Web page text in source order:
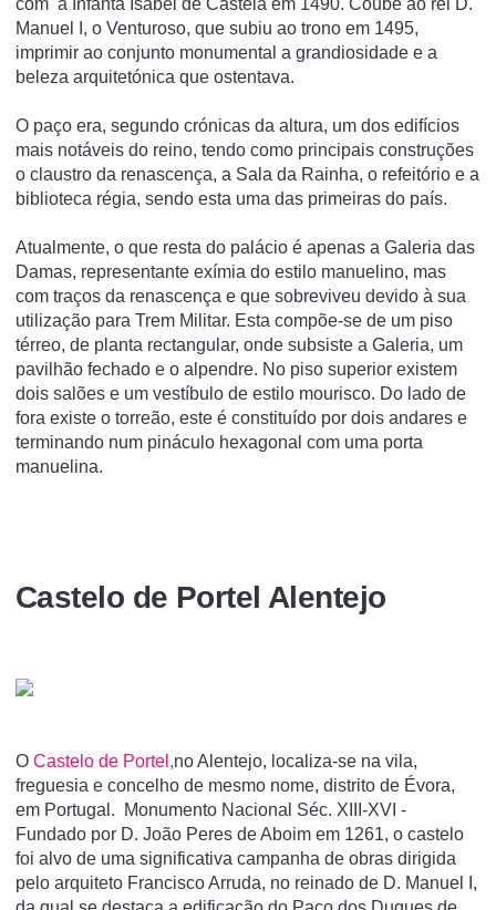
Manuel I, o Venturoso, que subiu ao trono em 1495,
imprimir ao conjunto monumental a grandiosidade e a
beleza arquitetónica que ostentava.
O paço era, segundo crónicas da altura, um dos edifí­cios
mais notáveis do reino, tendo como principais construções
o claustro da renascença, a Sala da Rainha, o refeitório e a
biblioteca régia, sendo esta uma das primeiras do paí­s.
Atualmente, o que resta do palácio é apenas a Galeria das
Damas, representante exí­mia do estilo manuelino, mas
com traços da renascença e que sobreviveu devido à sua
utilização para Trem Militar. Esta compõe-se de um piso
térreo, de planta rectangular, onde subsiste a Galeria, um
pavilhão fechado e o alpendre. No piso superior existem
dois salões e um vestí­bulo de estilo mourisco. Do lado de
fora existe o torreão, este é constituí­do por dois andares e
terminando num pináculo hexagonal com uma porta
manuelina.
Castelo de Portel Alentejo
O Castelo de Portel,no Alentejo, localiza-se na vila,
freguesia e concelho de mesmo nome, distrito de Évora,
em Portugal. Monumento Nacional Séc. XIII-XVI -
Fundado por D. João Peres de Aboim em 1261, o castelo
foi alvo de uma significativa campanha de obras dirigida
pelo arquiteto Francisco Arruda, no reinado de D. Manuel I,